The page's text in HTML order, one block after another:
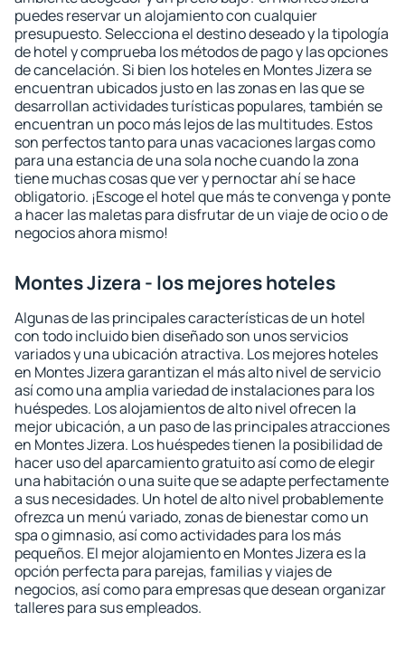
puedes reservar un alojamiento con cualquier
presupuesto. Selecciona el destino deseado y la tipología
de hotel y comprueba los métodos de pago y las opciones
de cancelación. Si bien los hoteles en Montes Jizera se
encuentran ubicados justo en las zonas en las que se
desarrollan actividades turísticas populares, también se
encuentran un poco más lejos de las multitudes. Estos
son perfectos tanto para unas vacaciones largas como
para una estancia de una sola noche cuando la zona
tiene muchas cosas que ver y pernoctar ahí se hace
obligatorio. ¡Escoge el hotel que más te convenga y ponte
a hacer las maletas para disfrutar de un viaje de ocio o de
negocios ahora mismo!
Montes Jizera - los mejores hoteles
Algunas de las principales características de un hotel
con todo incluido bien diseñado son unos servicios
variados y una ubicación atractiva. Los mejores hoteles
en Montes Jizera garantizan el más alto nivel de servicio
así como una amplia variedad de instalaciones para los
huéspedes. Los alojamientos de alto nivel ofrecen la
mejor ubicación, a un paso de las principales atracciones
en Montes Jizera. Los huéspedes tienen la posibilidad de
hacer uso del aparcamiento gratuito así como de elegir
una habitación o una suite que se adapte perfectamente
a sus necesidades. Un hotel de alto nivel probablemente
ofrezca un menú variado, zonas de bienestar como un
spa o gimnasio, así como actividades para los más
pequeños. El mejor alojamiento en Montes Jizera es la
opción perfecta para parejas, familias y viajes de
negocios, así como para empresas que desean organizar
talleres para sus empleados.